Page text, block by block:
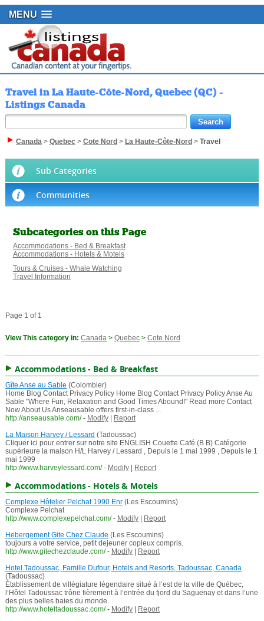
MENU
Travel in La Haute-Côte-Nord, Quebec (QC) -
Listings Canada
Canada> Quebec> Cote Nord > La Haute-Côte-Nord > Travel
Sub Categories
Communities
Subcategories on this Page
Accommodations - Bed & Breakfast
Accommodations - Hotels & Motels
Tours & Cruises - Whale Watching
Travel Information
Page 1 of 1
View This category in: Canada> Quebec> Cote Nord
Accommodations - Bed & Breakfast
Gîte Anse au Sable (Colombier)
Home Blog Contact Privacy Policy Home Blog Contact Privacy Policy Anse Au
Sable "Where Fun, Relaxation and Good Times Abound!" Read more Contact
Now About Us Anseausable offers first-in-class ...
http://anseausable.com/ - Modify|
Report
La Maison Harvey / Lessard (Tadoussac)
Cliquer ici pour entrer sur notre site ENGLISH Couette Café (B B) Catégorie
supérieure la maison H/L Harvey / Lessard , Depuis le 1 mai 1999 , Depuis le 1
mai 1999
http://www.harveylessard.com/ - Modify| Report
Accommodations - Hotels & Motels
Complexe Hôtelier Pelchat 1990 Enr(Les Escoumins)
Complexe Pelchat
http://www.complexepelchat.com/ - Modify|
Report
Hebergement Gite Chez Claude (Les Escoumins)
toujours a votre service, petit dejeuner copieux compris.
http://www.gitechezclaude.com/ - Modify|
Report
Hotel Tadoussac, Famille Dufour, Hotels and Resorts, Tadoussac, Canada
(Tadoussac)
Établissement de villégiature légendaire situé à l‘est de la ville de Québec,
l‘Hôtel Tadoussac trône fièrement à l‘entrée du fjord du Saguenay et dans l‘une
des plus belles baies du monde.
http://www.hoteltadoussac.com/ - Modify|
Report